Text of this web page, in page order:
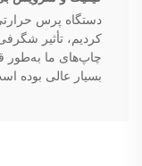
دستگاه پرس
کردیم، تأثیر
چاپ‌های ما به‌طور
بسیار عالی بوده